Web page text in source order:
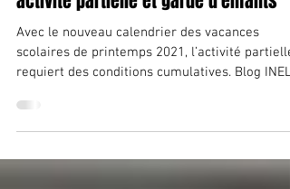
9 avr. 2021
Vacances scolaires d'avril 2021 :
activité partielle et garde d'enfants
Avec le nouveau calendrier des vacances
scolaires de printemps 2021, l’activité partielle